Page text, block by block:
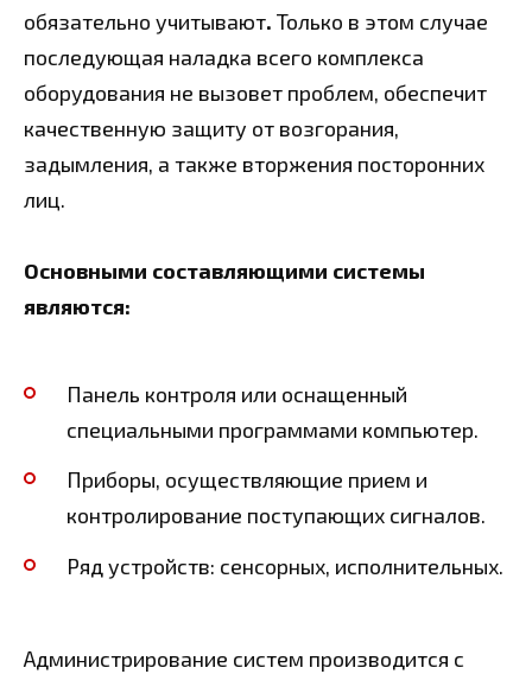
обязательно учитывают. Только в этом случае
последующая наладка всего комплекса
оборудования не вызовет проблем, обеспечит
качественную защиту от возгорания,
задымления, а также вторжения посторонних
лиц.
Основными составляющими системы
являются:
Панель контроля или оснащенный
специальными программами компьютер.
Приборы, осуществляющие прием и
контролирование поступающих сигналов.
Ряд устройств: сенсорных, исполнительных.
Администрирование систем производится с